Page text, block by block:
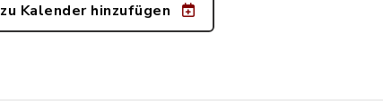
zu Kalender hinzufügen